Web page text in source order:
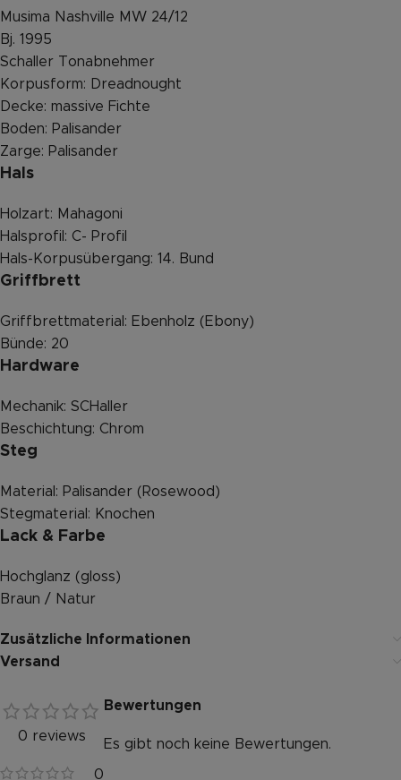
Musima Nashville MW 24/12
Bj. 1995
Schaller Tonabnehmer
Korpusform: Dreadnought
Decke: massive Fichte
Boden: Palisander
Zarge: Palisander
Hals
Holzart: Mahagoni
Halsprofil: C- Profil
Hals-Korpusübergang: 14. Bund
Griffbrett
Griffbrettmaterial: Ebenholz (Ebony)
Bünde: 20
Hardware
Mechanik: SCHaller
Beschichtung: Chrom
Steg
Material: Palisander (Rosewood)
Stegmaterial: Knochen
Lack & Farbe
Hochglanz (gloss)
Braun / Natur
Zusätzliche Informationen
Versand
0 reviews
0
Bewertungen
Es gibt noch keine Bewertungen.